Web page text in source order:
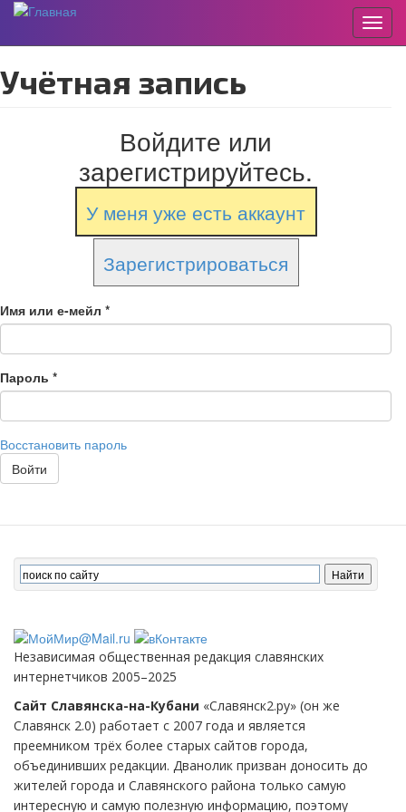
к
основному
Учётная запись
Войдите или
зарегистрируйтесь.
У меня уже есть аккаунт
Зарегистрироваться
Имя или е-мейл *
Пароль *
Восстановить пароль
Войти
Независимая общественная редакция славянских
интернетчиков 2005–2025
Сайт Славянска-на-Кубани «Славянск2.ру» (он же
Славянск 2.0) работает с 2007 года и является
преемником трёх более старых сайтов города,
объединивших редакции. Дванолик призван доносить до
жителей города и Славянского района только самую
интересную и самую полезную информацию, поэтому